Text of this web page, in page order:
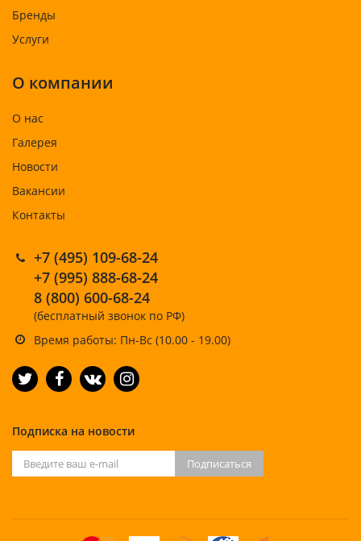
Бренды
Услуги
О компании
О нас
Галерея
Новости
Вакансии
Контакты
+7 (495) 109-68-24
+7 (995) 888-68-24
8 (800) 600-68-24
(бесплатный звонок по РФ)
Время работы: Пн-Вс (10.00 - 19.00)
Подписка на новости
Подписаться